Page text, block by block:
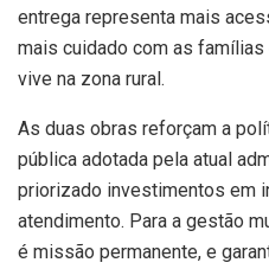
entrega representa mais
mais cuidado com as
vive na zona rural.
As duas obras reforçam a
pública adotada pela atual
priorizado investimentos em
atendimento. Para a gestão
é missão permanente, e